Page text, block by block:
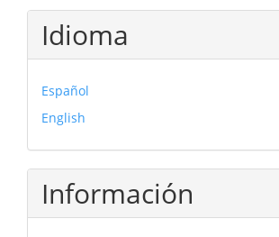
Idioma
Español
English
Información